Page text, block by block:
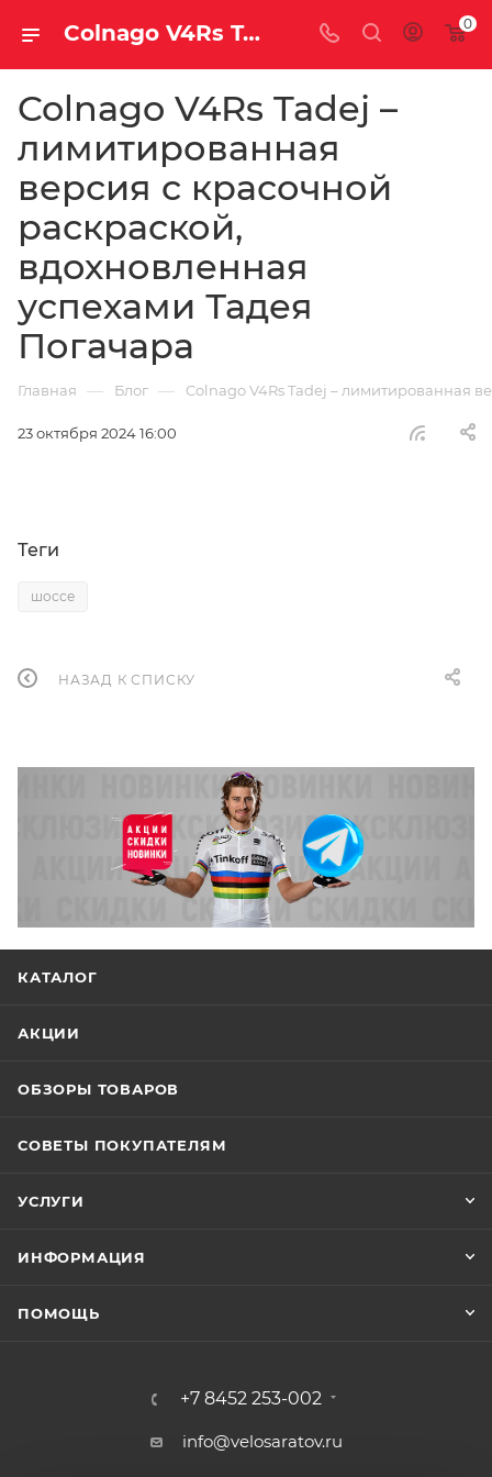
Colnago V4Rs Tadej – лимитированная версия с красочной раскраской, вдохновленная успехами Тадея Погачара | Блог 0
Colnago V4Rs Tadej –
лимитированная
версия с красочной
раскраской,
вдохновленная
успехами Тадея
Погачара
Главная — Блог — Colnago V4Rs Tadej – лимитированная
23 октября 2024 16:00
Теги
шоссе
НАЗАД К СПИСКУ
КАТАЛОГ
АКЦИИ
ОБЗОРЫ ТОВАРОВ
СОВЕТЫ ПОКУПАТЕЛЯМ
УСЛУГИ
ИНФОРМАЦИЯ
ПОМОЩЬ
+7 8452 253-002
info@velosaratov.ru